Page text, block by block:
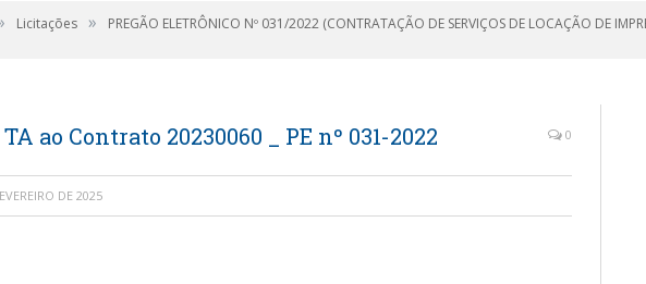
Licitações » PREGÃO ELETRÔNICO Nº 031/2022 (CONTRATAÇÃO DE SERVIÇOS DE LOCAÇÃO DE
ao Contrato 20230060 _ PE nº 031-2022 0
DE 2025